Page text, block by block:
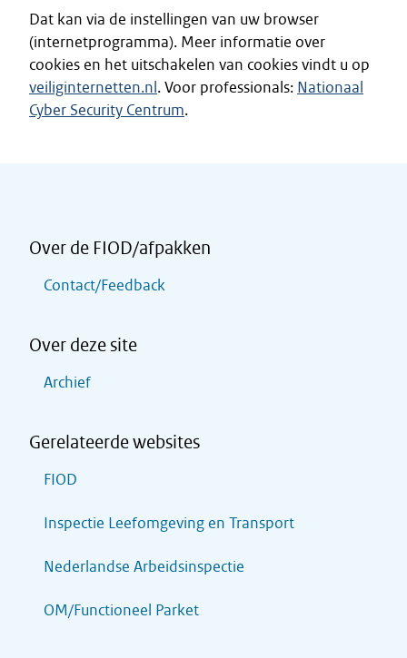
Dat kan via de instellingen van uw browser
(internetprogramma). Meer informatie over
cookies en het uitschakelen van cookies vindt u op
veiliginternetten.nl . Voor professionals: Nationaal
Cyber Security Centrum.
Over de FIOD/afpakken
Contact/Feedback
Over deze site
Archief
Gerelateerde websites
FIOD
Inspectie Leefomgeving en Transport
Nederlandse Arbeidsinspectie
OM/Functioneel Parket